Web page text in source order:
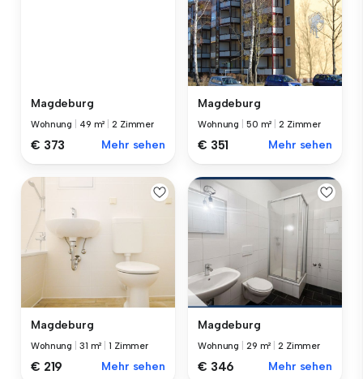
Magdeburg
Wohnung 49 m² |2 Zimmer
€ 373 Mehr sehen
Magdeburg
Wohnung 50 m² |2 Zimmer
€ 351 Mehr sehen
Magdeburg
Wohnung 31 m² |1 Zimmer
€ 219 Mehr sehen
Magdeburg
Wohnung 29 m² |2 Zimmer
€ 346 Mehr sehen